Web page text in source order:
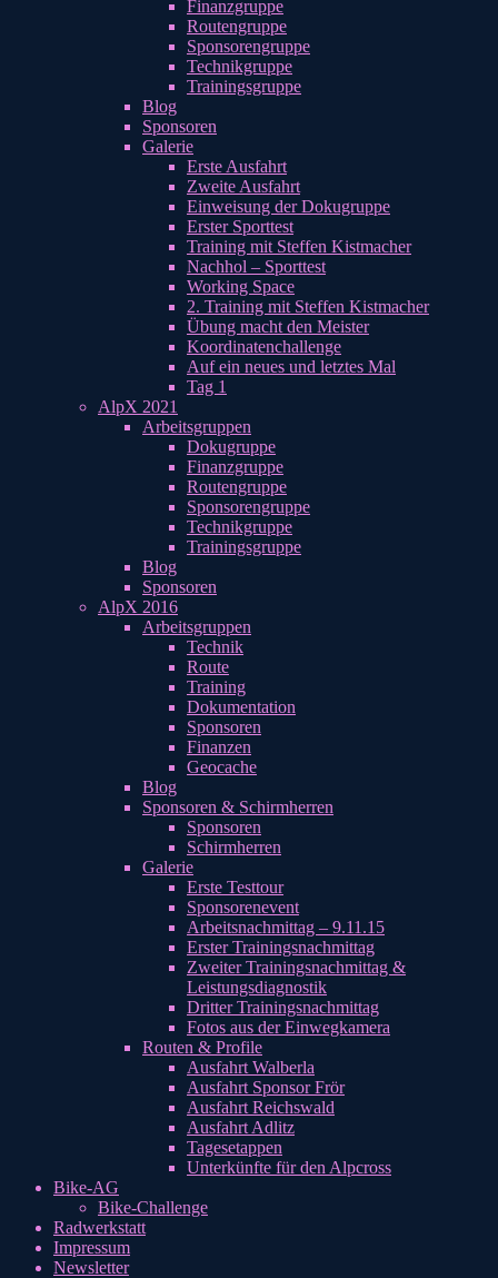
Finanzgruppe
Routengruppe
Sponsorengruppe
Technikgruppe
Trainingsgruppe
Blog
Sponsoren
Galerie
Erste Ausfahrt
Zweite Ausfahrt
Einweisung der Dokugruppe
Erster Sporttest
Training mit Steffen Kistmacher
Nachhol – Sporttest
Working Space
2. Training mit Steffen Kistmacher
Übung macht den Meister
Koordinatenchallenge
Auf ein neues und letztes Mal
Tag 1
AlpX 2021
Arbeitsgruppen
Dokugruppe
Finanzgruppe
Routengruppe
Sponsorengruppe
Technikgruppe
Trainingsgruppe
Blog
Sponsoren
AlpX 2016
Arbeitsgruppen
Technik
Route
Training
Dokumentation
Sponsoren
Finanzen
Geocache
Blog
Sponsoren & Schirmherren
Sponsoren
Schirmherren
Galerie
Erste Testtour
Sponsorenevent
Arbeitsnachmittag – 9.11.15
Erster Trainingsnachmittag
Zweiter Trainingsnachmittag &
Leistungsdiagnostik
Dritter Trainingsnachmittag
Fotos aus der Einwegkamera
Routen & Profile
Ausfahrt Walberla
Ausfahrt Sponsor Frör
Ausfahrt Reichswald
Ausfahrt Adlitz
Tagesetappen
Unterkünfte für den Alpcross
Bike-AG
Bike-Challenge
Radwerkstatt
Impressum
Newsletter